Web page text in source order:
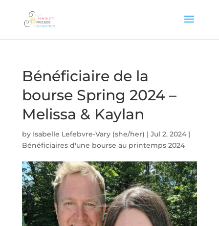
Bénéficiaire de la
bourse Spring 2024 –
Melissa & Kaylan
by Isabelle Lefebvre-Vary (she/her) | Jul 2, 2024|
Bénéficiaires d'une bourse au printemps 2024